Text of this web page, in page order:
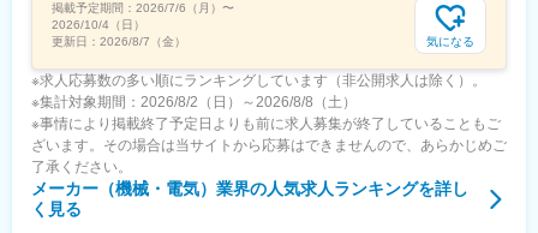
掲載予定期間： 2026/7/6（月） 〜
2026/10/4（日）
更新日： 2026/8/7（金） 気になる
※求人応募数の多い順にランキングしています（非公開求人は除く）。
※集計対象期間：2026/8/2（日）～2026/8/8（土）
※事情により掲載終了予定日よりも前に求人募集が終了していることもご
ざいます。その場合は当サイトから応募はできませんので、あらかじめご
了承ください。
メーカー（機械・電気）業界の人気求人ランキングを詳し
く見る